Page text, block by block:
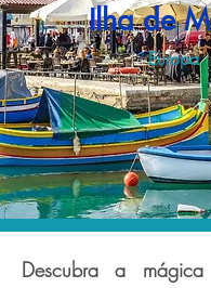
Ilha de
Europa
Descubra a